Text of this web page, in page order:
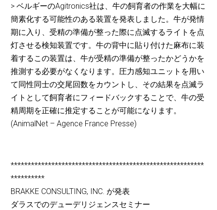
> ベルギーのAgitronics社は、牛の飼育者の作業を大幅に
簡素化する可能性のある装置を発表しました。牛が発情
期に入り、受精の準備が整った際に点滅するライトを点
灯させる検知装置です。牛の背中に貼り付けた麻布に装
着するこの装置は、牛が受精の準備が整ったかどうかを
推測する必要がなくなります。圧力感知ユニットを用い
て同性同士の交尾回数をカウントし、その結果を点滅ラ
イトとして飼育者にフィードバックすることで、牛の受
精周期を正確に推定することが可能になります。
(AnimalNet – Agence France Presse)
*********************************************************
**********
BRAKKE CONSULTING, INC. が発表
ダラスでのデューデリジェンスセミナー